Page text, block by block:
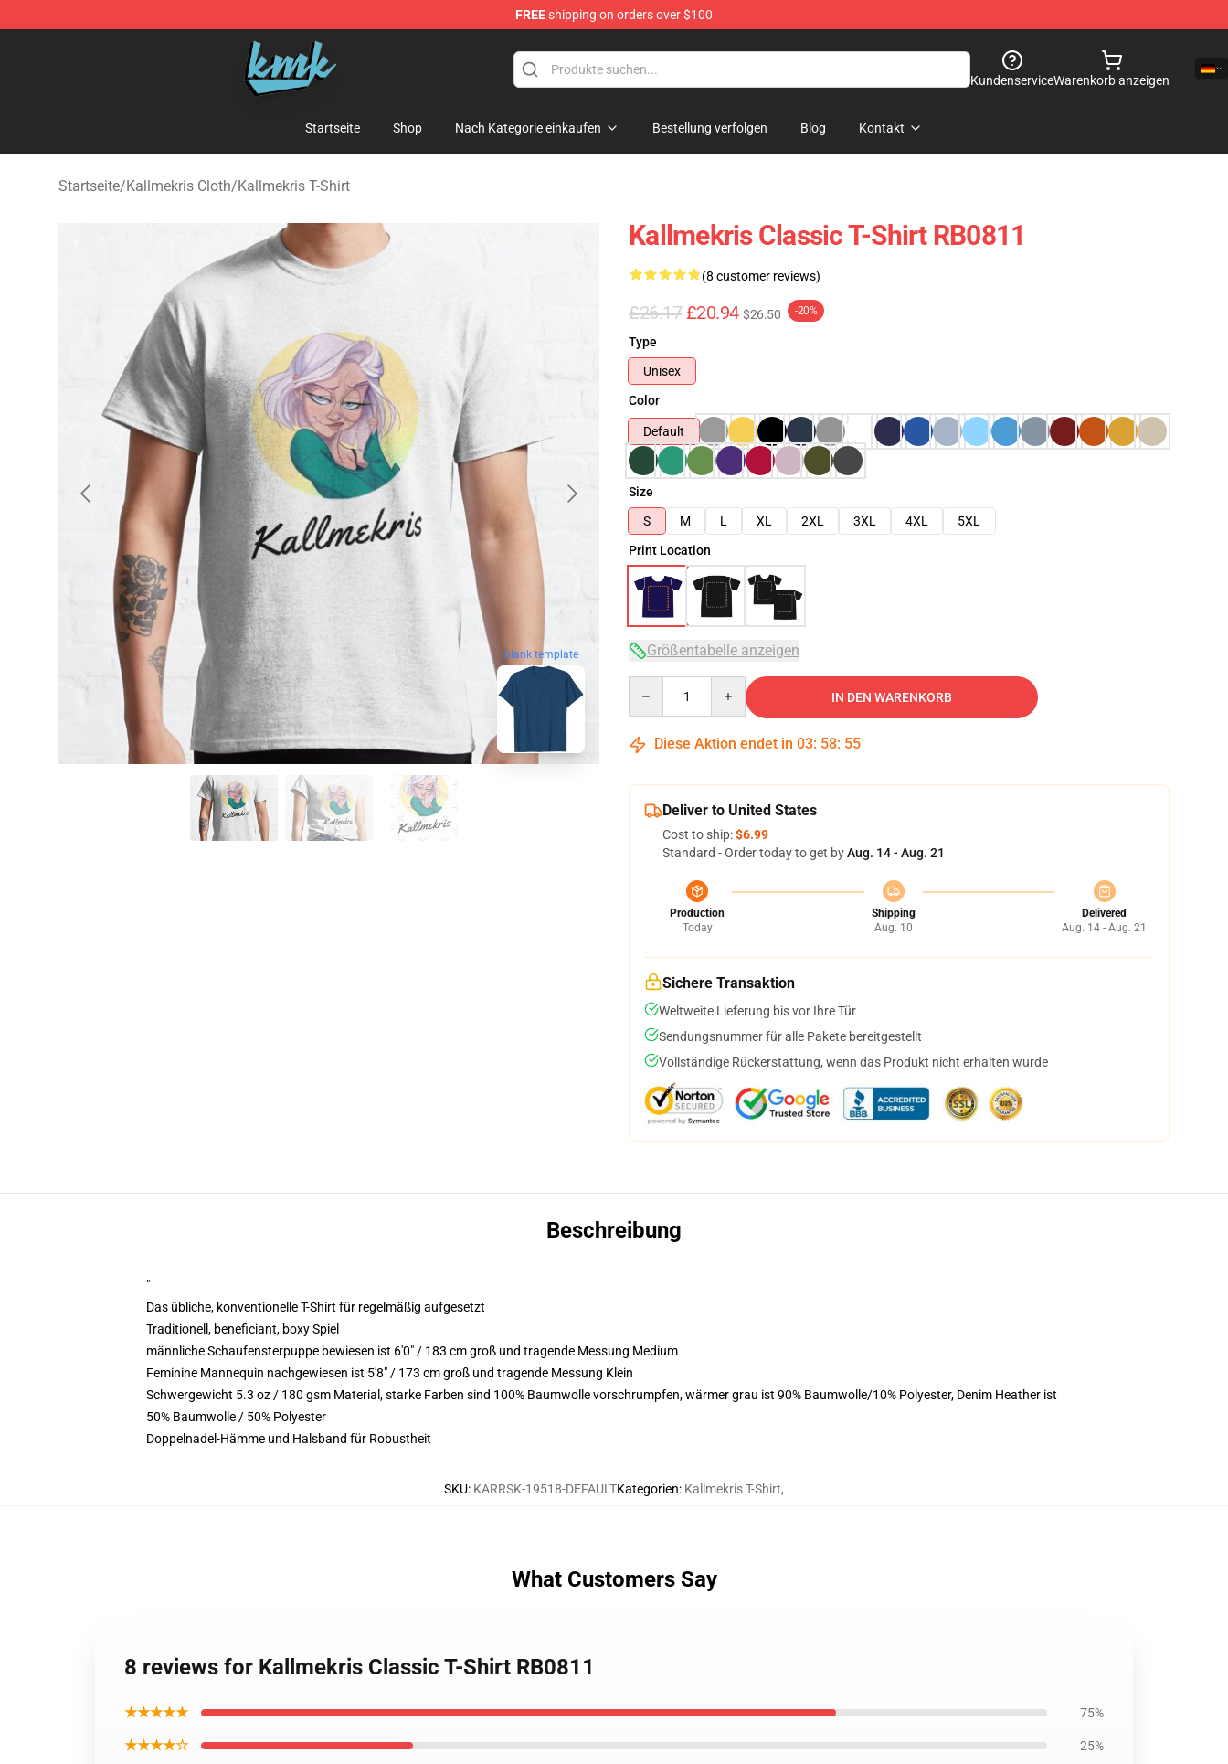
FREEshipping on orders over $100
KallMeKris Store - Official KallMeKris Merchandise Shop
KundenserviceWarenkorb anzeigen
Startseite Shop Nach Kategorie einkaufen Bestellung verfolgen Blog Kontakt
Startseite/Kallmekris Cloth/Kallmekris T-Shirt
blank template
Kallmekris Classic T-Shirt RB0811
(8 customer reviews)
£26.17 £20.94 $26.50 -20%
Type
Unisex
Color
Default
Size
S
M L XL 2XL 3XL 4XL
5XL
Print Location
Größentabelle anzeigen
IN DEN WARENKORB
Diese Aktion endet in 03: 58: 54
Deliver to United States
Cost to ship:$6.99
Standard - Order today to get byAug. 14 - Aug. 21
Production
Today
Shipping
Aug. 10
Delivered
Aug. 14 - Aug. 21
Sichere Transaktion
Weltweite Lieferung bis vor Ihre Tür
Sendungsnummer für alle Pakete bereitgestellt
Vollständige Rückerstattung, wenn das Produkt nicht erhalten wurde
Beschreibung
"
Das übliche, konventionelle T-Shirt für regelmäßig aufgesetzt
Traditionell, beneficiant, boxy Spiel
männliche Schaufensterpuppe bewiesen ist 6'0" / 183 cm groß und tragende Messung Medium
Feminine Mannequin nachgewiesen ist 5'8" / 173 cm groß und tragende Messung Klein
Schwergewicht 5.3 oz / 180 gsm Material, starke Farben sind 100% Baumwolle vorschrumpfen, wärmer grau ist 90% Baumwolle/10% Polyester, Denim Heather ist
50% Baumwolle / 50% Polyester
Doppelnadel-Hämme und Halsband für Robustheit
SKU: KARRSK-19518-DEFAULTKategorien: Kallmekris T-Shirt,
What Customers Say
8 reviews for Kallmekris Classic T-Shirt RB0811
★★★★★ 75%
★★★★☆ 25%